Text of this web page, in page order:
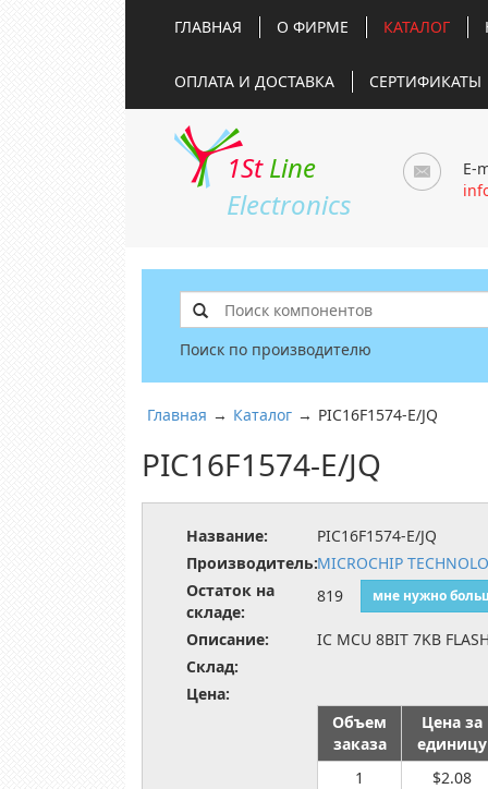
ГЛАВНАЯ О ФИРМЕ КАТАЛОГ
ОПЛАТА И ДОСТАВКА СЕРТИФИКАТЫ
1St Line
Electronics
E-
Поиск по производителю
Главная → Каталог → PIC16F1574-E/JQ
PIC16F1574-E/JQ
Название:
PIC16F1574-E/JQ
Производитель:MICROCHIP
Остаток на
складе:
819 мне нужно
Описание:
IC MCU 8BIT 7KB
Склад:
Цена:
Объем
заказа
Цена за
единицу
1
$2.08